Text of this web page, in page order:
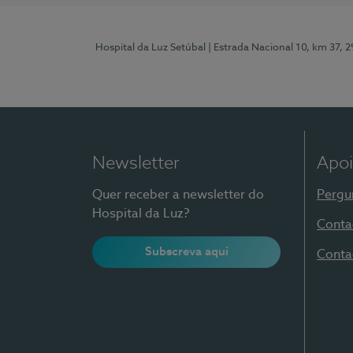
Hospital da Luz Setúbal | Estrada Nacional 10, km 37,
Newsletter
Quer receber a newsletter do
Hospital da Luz?
Subscreva aqui